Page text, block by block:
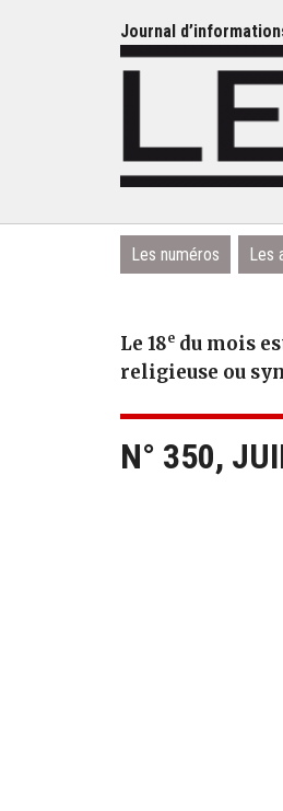
Journal
Les numéros Les
Le 18e du mois
religieuse ou
N° 350,